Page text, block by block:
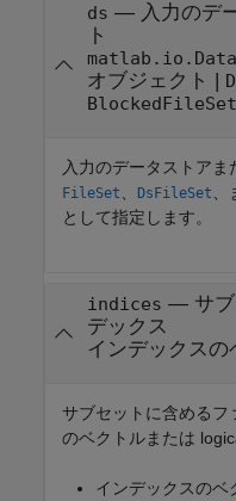
ds — 入力のデ
ト
オブジェクト
BlockedFileSet
入力のデータストアま
FileSet DsFileSet
として指定します。
indices — サ
デックス
インデックスの
サブセットに含めるフ
のベクトルまたは
インデックスのベ